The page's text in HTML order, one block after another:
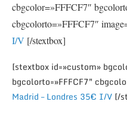
cbgcolor=»FFFCF7″
cbgcolorto=»FFFCF7″
I/V [/stextbox]
[stextbox id=»custom»
bgcolorto=»FFFCF7″
Madrid – Londres 35€ I/V [/